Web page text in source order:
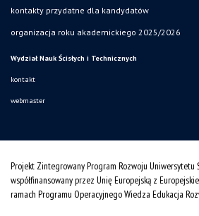
kontakty przydatne dla kandydatów
organizacja roku akademickiego 2025/2026
Wydział Nauk Ścisłych i Technicznych
kontakt
webmaster
Projekt Zintegrowany Program Rozwoju Uniwersytetu
współfinansowany przez Unię Europejską z
ramach Programu Operacyjnego Wiedza Edukacja